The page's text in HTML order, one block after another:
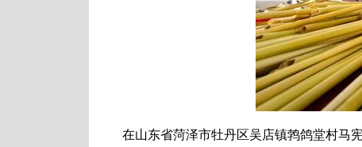
在山东省菏泽市牡丹区吴店镇鹁鸽堂村马